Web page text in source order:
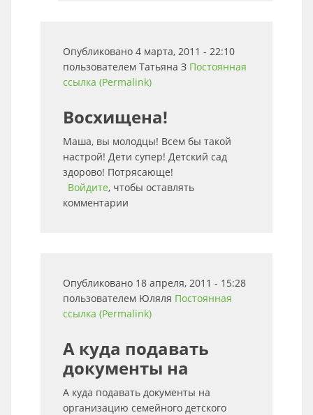
Опубликовано 4 марта, 2011 - 22:10
пользователем Татьяна З Постоянная
ссылка (Permalink)
Восхищена!
Маша, вы молодцы! Всем бы такой
настрой! Дети супер! Детский сад
здорово! Потрясающе!
Войдите, чтобы оставлять
комментарии
Опубликовано 18 апреля, 2011 - 15:28
пользователем Юляля Постоянная
ссылка (Permalink)
А куда подавать
документы на
А куда подавать документы на
организацию семейного детского